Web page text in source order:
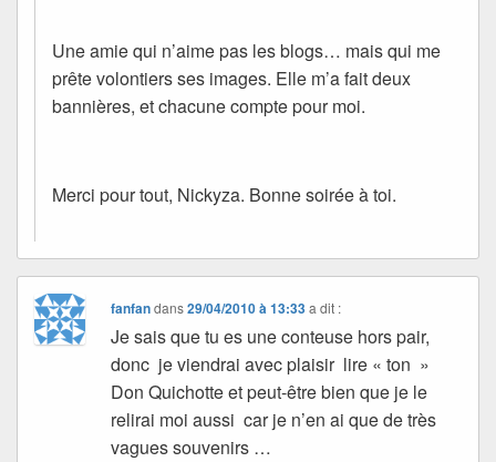
Une amie qui n’aime pas les blogs… mais qui me
prête volontiers ses images. Elle m’a fait deux
bannières, et chacune compte pour moi.
Merci pour tout, Nickyza. Bonne soirée à toi.
fanfandans29/04/2010 à 13:33 a dit :
Je sais que tu es une conteuse hors pair,
donc je viendrai avec plaisir lire « ton »
Don Quichotte et peut-être bien que je le
relirai moi aussi car je n’en ai que de très
vagues souvenirs …